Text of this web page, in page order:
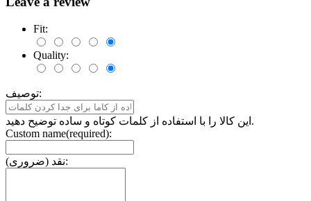
Fit:
Quality:
توصیف:
این کالا را با استفاده از کلمات کوتاه و ساده توضیح دهید.
Custom name(required):
نقد (ضروری):